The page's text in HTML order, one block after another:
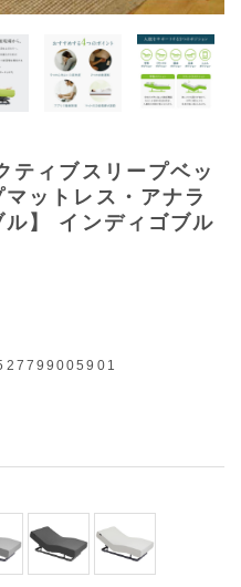
ティブスリープベッ
マットレス・アナラ
】 インディゴブル